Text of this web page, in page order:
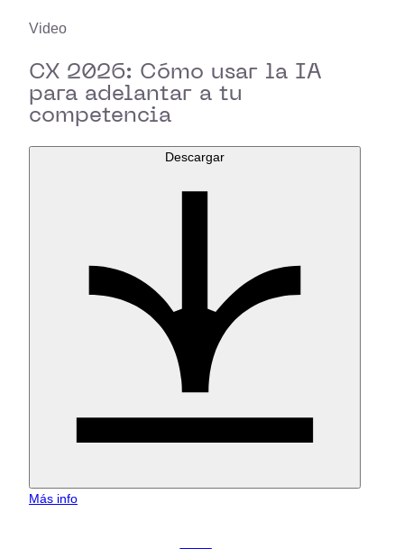
Video
CX 2026: Cómo usar la IA
para adelantar a tu
competencia
Descargar
Más info